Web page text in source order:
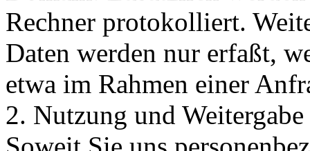
Rechner protokolliert.
Daten werden nur erfaßt,
etwa im Rahmen einer
2. Nutzung und